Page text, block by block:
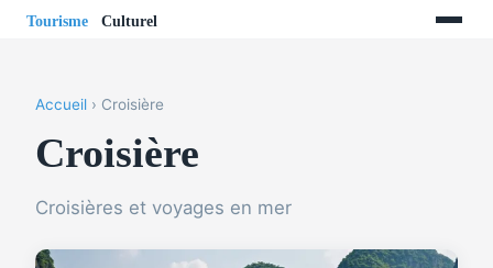
Accueil › Croisière
Croisière
Croisières et voyages en mer